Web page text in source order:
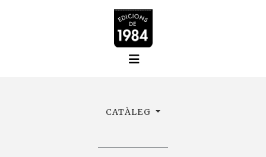
CATÀLEG